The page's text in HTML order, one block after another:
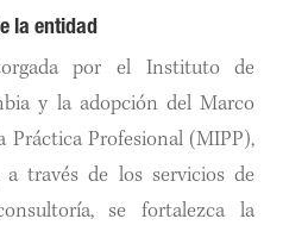
la entidad
por el Instituto de
y la adopción del Marco
Práctica Profesional (MIPP),
través de los servicios de
se fortalezca la